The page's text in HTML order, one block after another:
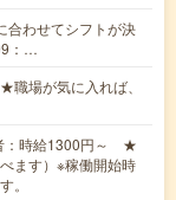
わせてシフトが決
：…
場が気に入れば、
：時給1300円～ ★
ます）※稼働開始時
。